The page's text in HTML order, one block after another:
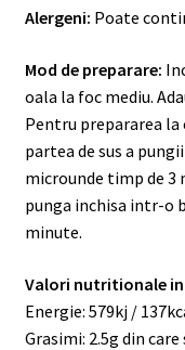
Alergeni: Poate
Mod de preparare:
oala la foc mediu.
Pentru prepararea
partea de sus a
microunde timp de 3
punga inchisa intr-o
minute.
Valori nutritionale in
Energie: 579kj /
Grasimi: 2.5g din